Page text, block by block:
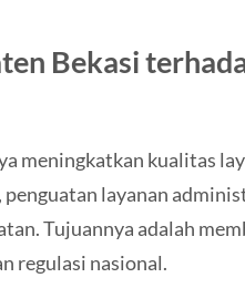
Bekasi
meningkatkan kualitas
layanan
Tujuannya adalah
regulasi nasional.